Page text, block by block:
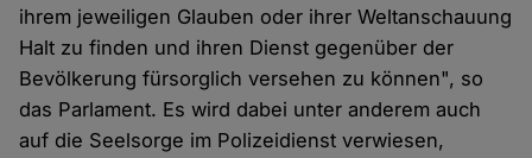
ihrem jeweiligen Glauben oder ihrer Weltanschauung
Halt zu finden und ihren Dienst gegenüber der
Bevölkerung fürsorglich versehen zu können", so
das Parlament. Es wird dabei unter anderem auch
auf die Seelsorge im Polizeidienst verwiesen,